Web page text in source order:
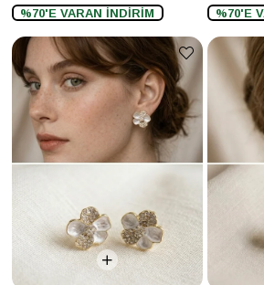
%70'E VARAN İNDİRİM %70'E